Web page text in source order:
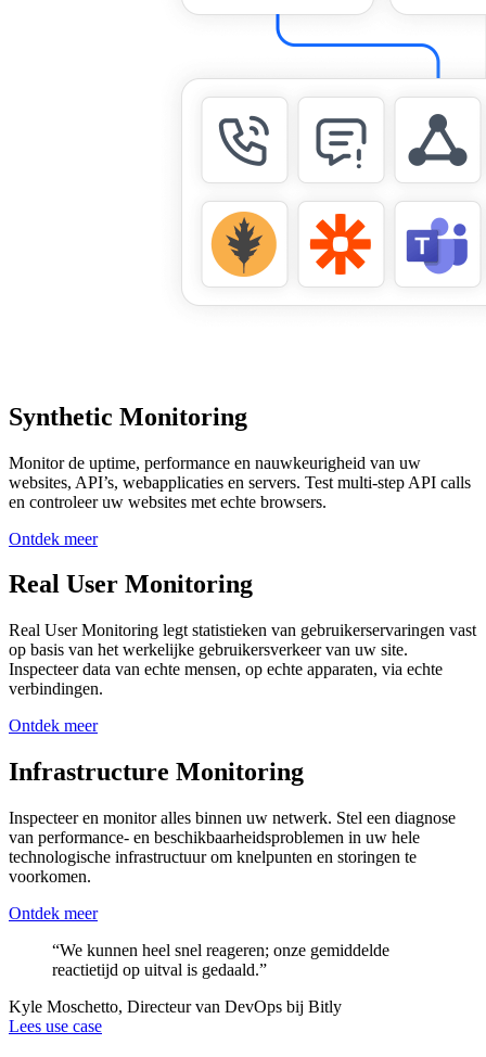
Synthetic Monitoring
Monitor de uptime, performance en nauwkeurigheid van uw
websites, API’s, webapplicaties en servers. Test multi-step API calls
en controleer uw websites met echte browsers.
Ontdek meer
Real User Monitoring
Real User Monitoring legt statistieken van gebruikerservaringen vast
op basis van het werkelijke gebruikersverkeer van uw site.
Inspecteer data van echte mensen, op echte apparaten, via echte
verbindingen.
Ontdek meer
Infrastructure Monitoring
Inspecteer en monitor alles binnen uw netwerk. Stel een diagnose
van performance- en beschikbaarheidsproblemen in uw hele
technologische infrastructuur om knelpunten en storingen te
voorkomen.
Ontdek meer
“We kunnen heel snel reageren; onze gemiddelde
reactietijd op uitval is gedaald.”
Kyle Moschetto, Directeur van DevOps bij Bitly
Lees use case